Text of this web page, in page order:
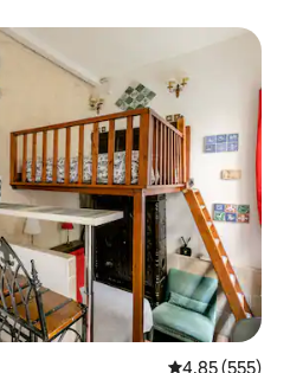
4,85 de uma
4,85 (555)